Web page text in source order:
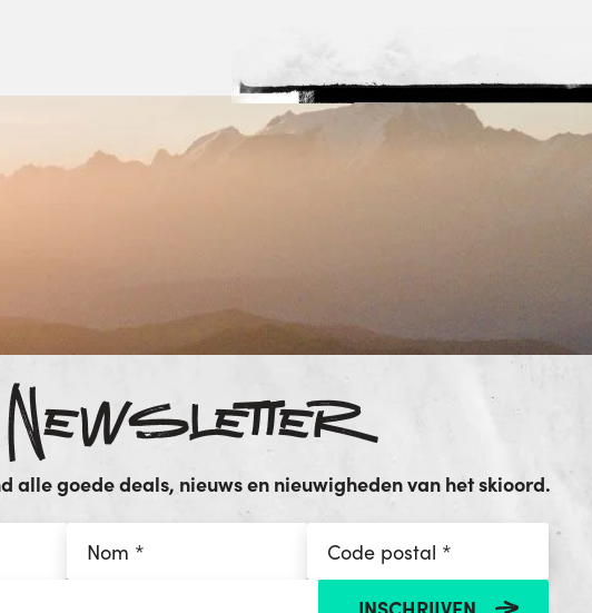
Newsletter
alle goede deals, nieuws en nieuwigheden van het skioord.